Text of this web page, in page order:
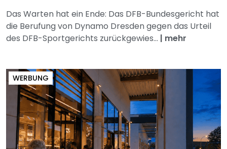
Das Warten hat ein Ende: Das DFB-Bundesgericht hat
die Berufung von Dynamo Dresden gegen das Urteil
des DFB-Sportgerichts zurückgewies... | mehr
WERBUNG